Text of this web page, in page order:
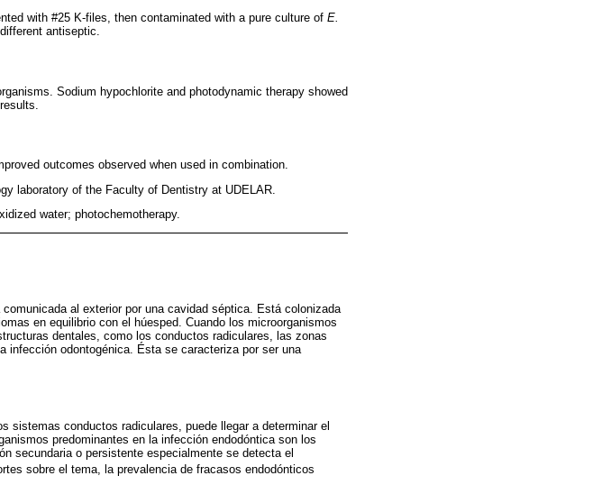
with #25 K-files, then contaminated with a pure culture of E.
antiseptic.
Sodium hypochlorite and photodynamic therapy showed
outcomes observed when used in combination.
laboratory of the Faculty of Dentistry at UDELAR.
water; photochemotherapy.
al exterior por una cavidad séptica. Está colonizada
en equilibrio con el húesped. Cuando los microorganismos
dentales, como los conductos radiculares, las zonas
infección odontogénica. Ésta se caracteriza por ser una
sistemas conductos radiculares, puede llegar a determinar el
predominantes en la infección endodóntica son los
secundaria o persistente especialmente se detecta el
sobre el tema, la prevalencia de fracasos endodónticos